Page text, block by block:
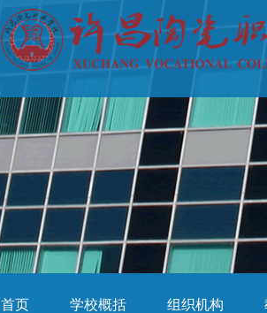
首页 学校概括 组织机构